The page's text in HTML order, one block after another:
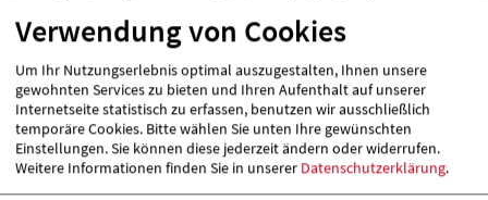
Herausforderung und waren stolz auf sich selbst.
Mittwoch stand Abenteuer und Action auf dem
Programm: Wir besuchten die Drachenhöhle, stärkten
uns beim Burger-Paradies und durften anschließend
eine selbst einstudierte Tanzshow unserer Mädchen
genießen. Lachen, Staunen und Applaus inklusive!
Am Donnerstag, unserem letzten Tag, ging es noch in
den Zoo Halle. Mit vielen Eindrücken, müden Füßen
und unvergesslichen Erinnerungen im Gepäck endete
Verwendung von Cookies
Um Ihr Nutzungserlebnis optimal auszugestalten, Ihnen unsere
gewohnten Services zu bieten und Ihren Aufenthalt auf unserer
Internetseite statistisch zu erfassen, benutzen wir ausschließlich
temporäre Cookies. Bitte wählen Sie unten Ihre gewünschten
Einstellungen. Sie können diese jederzeit ändern oder widerrufen.
Weitere Informationen finden Sie in unserer Datenschutzerklärung.